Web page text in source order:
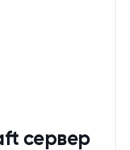
сервер